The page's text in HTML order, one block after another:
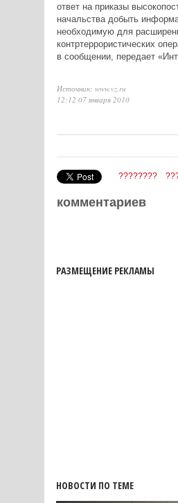
ответ на приказы
начальства добыть
необходимую для
контртеррористических
в сообщении, передает
Источник: www.vz.ru
12:12 07 января 2010
????????
комментариев
РАЗМЕЩЕНИЕ РЕКЛАМЫ
НОВОСТИ ПО ТЕМЕ